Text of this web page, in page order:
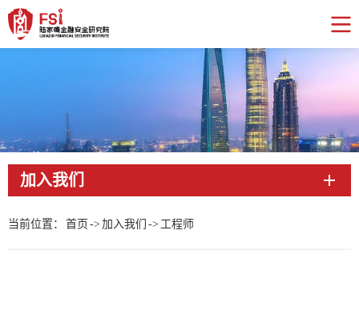
加入我们
当前位置： 首页 -> 加入我们 -> 工程师